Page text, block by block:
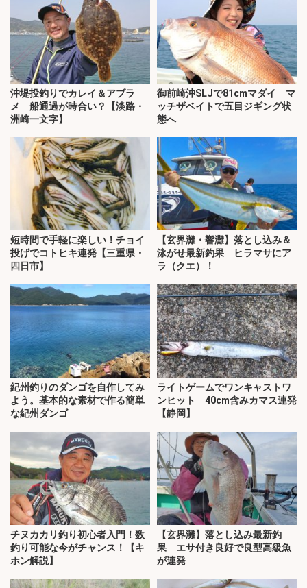
沖堤投釣りでカレイ＆アブラ
メ 船通過が時合い？【淡路・
洲崎一文字】
御前崎沖SLJで81cmマダイ マ
ッチザベイトで五目ジギング状
態へ
短時間で手軽に楽しい！チョイ
投げでコトヒキ連発【三重県・
四日市】
【玄界灘・響灘】落とし込み＆
泳がせ最新釣果 ヒラマサにア
ラ（クエ）！
紀州釣りのダンゴを自作してみ
よう。基本的な素材で作る簡単
な紀州ダンゴ
ライトゲームでワンキャストワ
ンヒット 40cm含みカマス連発
【静岡】
チヌカカリ釣り初心者入門！数
釣り可能な今がチャンス！【キ
ホン解説】
【玄界灘】落とし込み最新釣
果 エサ付き良好で良型高級魚
が連発